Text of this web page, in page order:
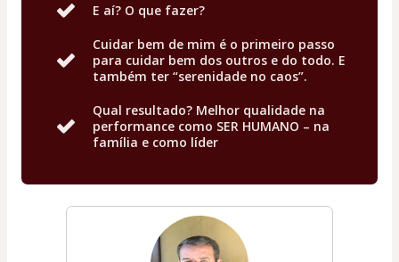
E aí? O que fazer?
Cuidar bem de mim é o primeiro passo
para cuidar bem dos outros e do todo. E
também ter “serenidade no caos”.
Qual resultado? Melhor qualidade na
performance como SER HUMANO – na
família e como líder